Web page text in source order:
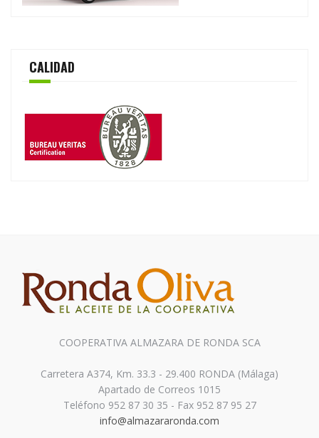
CALIDAD
COOPERATIVA ALMAZARA DE RONDA SCA
Carretera A374, Km. 33.3 - 29.400 RONDA (Málaga)
Apartado de Correos 1015
Teléfono 952 87 30 35 - Fax 952 87 95 27
info@almazararonda.com